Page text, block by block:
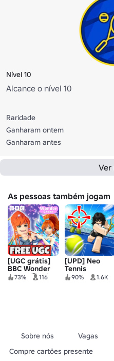
Nível 10
Alcance o nível 10
Raridade
Ganharam ontem
Ganharam antes
Ver
As pessoas também jogam
[UGC grátis]
BBC Wonder
Chase 🧚 Winx
73% 116
[UPD] Neo
Tennis
90% 1.6K
Sobre nós Vagas
Compre cartões presente